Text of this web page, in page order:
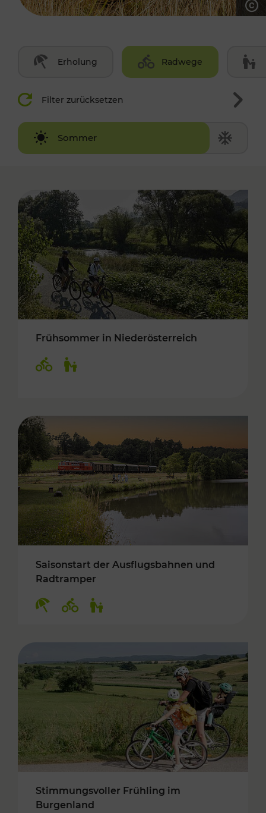
Erholung Radwege
Filter zurücksetzen
Sommer
Winter
Frühsommer in Niederösterreich
Saisonstart der Ausflugsbahnen und
Radtramper
Stimmungsvoller Frühling im
Burgenland